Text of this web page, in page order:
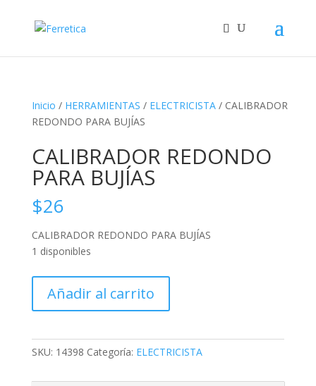
Inicio / HERRAMIENTAS / ELECTRICISTA/ CALIBRADOR
REDONDO PARA BUJÍAS
CALIBRADOR REDONDO
PARA BUJÍAS
$26
CALIBRADOR REDONDO PARA BUJÍAS
1 disponibles
REDONDO
PARA
cantidad
Añadir al carrito
SKU: 14398 Categoría: ELECTRICISTA